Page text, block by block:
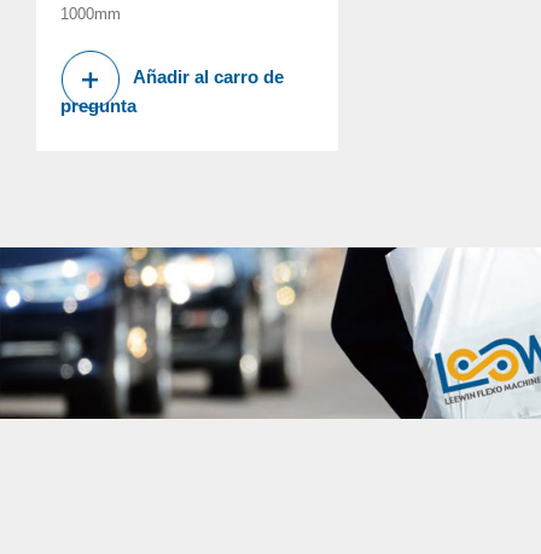
1000mm
Añadir al carro de
pregunta